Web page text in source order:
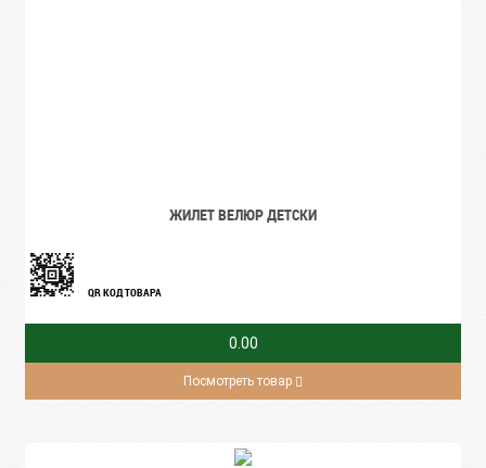
ЖИЛЕТ ВЕЛЮР ДЕТСКИ
QR КОД ТОВАРА
0.00
Посмотреть товар